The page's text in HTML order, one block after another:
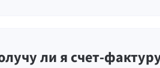
ли я счет-